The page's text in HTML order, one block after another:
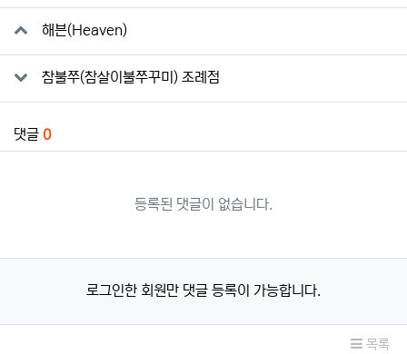
관련자료해븐(Heaven)
참불쭈(참살이불쭈꾸미) 조례점
댓글 0
등록된 댓글이 없습니다.
로그인한 회원만 댓글 등록이 가능합니다.
목록